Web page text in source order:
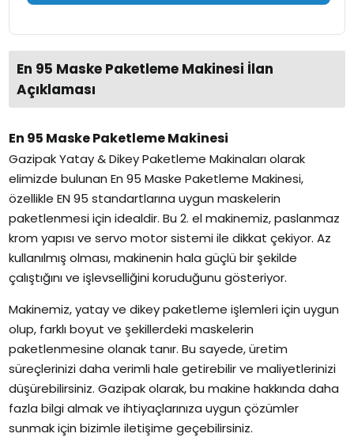
En 95 Maske Paketleme Makinesi İlan
Açıklaması
En 95 Maske Paketleme Makinesi
Gazipak Yatay & Dikey Paketleme Makinaları olarak
elimizde bulunan En 95 Maske Paketleme Makinesi,
özellikle EN 95 standartlarına uygun maskelerin
paketlenmesi için idealdir. Bu 2. el makinemiz, paslanmaz
krom yapısı ve servo motor sistemi ile dikkat çekiyor. Az
kullanılmış olması, makinenin hala güçlü bir şekilde
çalıştığını ve işlevselliğini koruduğunu gösteriyor.
Makinemiz, yatay ve dikey paketleme işlemleri için uygun
olup, farklı boyut ve şekillerdeki maskelerin
paketlenmesine olanak tanır. Bu sayede, üretim
süreçlerinizi daha verimli hale getirebilir ve maliyetlerinizi
düşürebilirsiniz. Gazipak olarak, bu makine hakkında daha
fazla bilgi almak ve ihtiyaçlarınıza uygun çözümler
sunmak için bizimle iletişime geçebilirsiniz.